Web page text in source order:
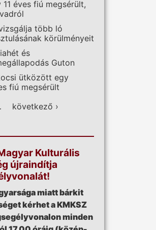
éves fiú megsérült,
több ló
körülményeit
és
Guton
ütközött egy
fiú megsérült
következő ›
Kulturális
újraindítja
miatt bárkit
kérhet a KMKSZ
minden